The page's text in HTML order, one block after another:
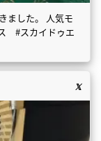
ました。 人気モ
#スカイドゥエ